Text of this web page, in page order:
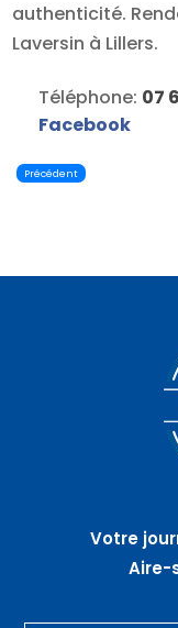
authenticité.
Laversin à Lillers.
Téléphone: 07
Facebook
Précédent
Votre
Aire-